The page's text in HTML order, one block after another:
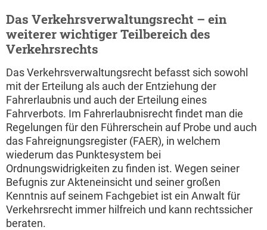
Das Verkehrsverwaltungsrecht – ein
weiterer wichtiger Teilbereich des
Verkehrsrechts
Das Verkehrsverwaltungsrecht befasst sich sowohl
mit der Erteilung als auch der Entziehung der
Fahrerlaubnis und auch der Erteilung eines
Fahrverbots. Im Fahrerlaubnisrecht findet man die
Regelungen für den Führerschein auf Probe und auch
das Fahreignungsregister (FAER), in welchem
wiederum das Punktesystem bei
Ordnungswidrigkeiten zu finden ist. Wegen seiner
Befugnis zur Akteneinsicht und seiner großen
Kenntnis auf seinem Fachgebiet ist ein Anwalt für
Verkehrsrecht immer hilfreich und kann rechtssicher
beraten.